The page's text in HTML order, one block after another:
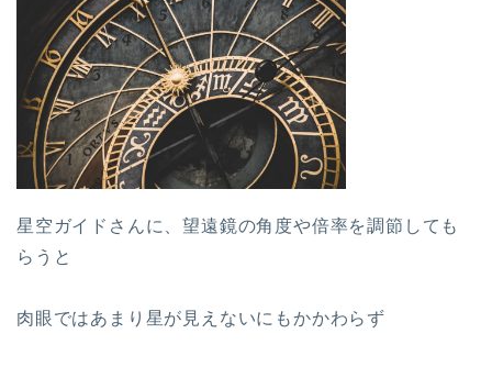
星空ガイドさんに、望遠鏡の角度や倍率を調節しても
らうと
肉眼ではあまり星が見えないにもかかわらず